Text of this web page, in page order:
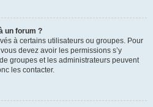
un forum ?
à certains utilisateurs ou groupes. Pour
devez avoir les permissions s’y
groupes et les administrateurs peuvent
les contacter.